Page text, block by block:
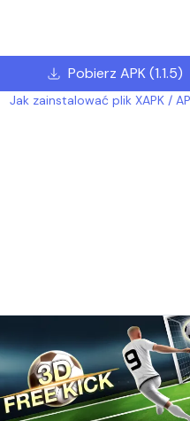
Pobierz APK(1.1.5)
Jak zainstalować plik XAPK /